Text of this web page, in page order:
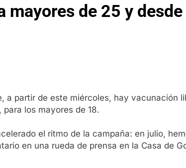
mayores de 25 y
a partir de este miércoles, hay vacunación
los mayores de 18.
el ritmo de la campaña: en julio,
en una rueda de prensa en la Casa de